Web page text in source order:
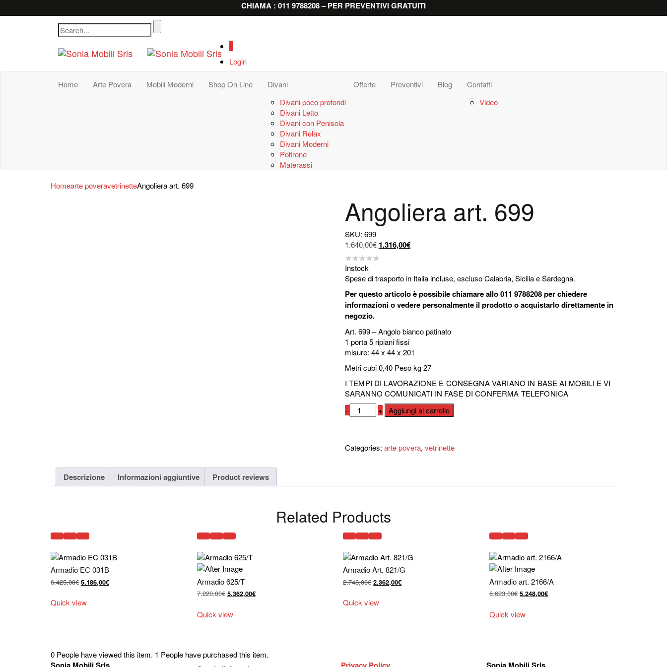
CHIAMA : 011 9788208 – PER PREVENTIVI GRATUITI
Login
Home Arte Povera Mobili Moderni Shop On Line
Divani
Divani poco profondi
Divani Letto
Divani con Penisola
Divani Relax
Divani Moderni
Poltrone
Materassi
Offerte Preventivi Blog
Contatti
Video
Homearte poveravetrinetteAngoliera art. 699
Angoliera art. 699
SKU: 699
1.640,00€ Il
era:
1.640,00€.
1.316,00€Il
è:
Instock
Spese di trasporto in Italia incluse, escluso Calabria, Sicilia e Sardegna.
Per questo articolo è possibile chiamare allo 011 9788208 per chiedere
informazioni o vedere personalmente il prodotto o acquistarlo direttamente in
negozio.
Art. 699 – Angolo bianco patinato
1 porta 5 ripiani fissi
misure: 44 x 44 x 201
Metri cubi 0,40 Peso kg 27
I TEMPI DI LAVORAZIONE E CONSEGNA VARIANO IN BASE AI MOBILI E VI
SARANNO COMUNICATI IN FASE DI CONFERMA TELEFONICA
-Angoliera
art.
+ Aggiungi al carrello
Categories: arte povera, vetrinette
Descrizione Informazioni aggiuntive Product reviews
Related Products
Armadio EC 031B
6.425,00€ Il
originale
era:
5.186,00€Il
Quick view
Armadio 625/T
7.220,00€ Il
era:
5.362,00€Il
Quick view
Armadio Art. 821/G
2.748,00€Il
originale
era:
2.362,00€Il
Quick view
Armadio art. 2166/A
6.623,00€ Il
era:
5.248,00€Il
Quick view
0 People have viewed this item. 1 People have purchased this item.